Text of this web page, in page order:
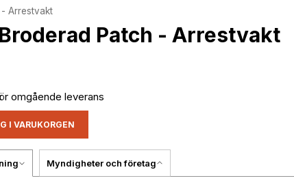
- Arrestvakt
Patch - Arrestvakt
omgående leverans
I VARUKORGEN
Myndigheter och företag